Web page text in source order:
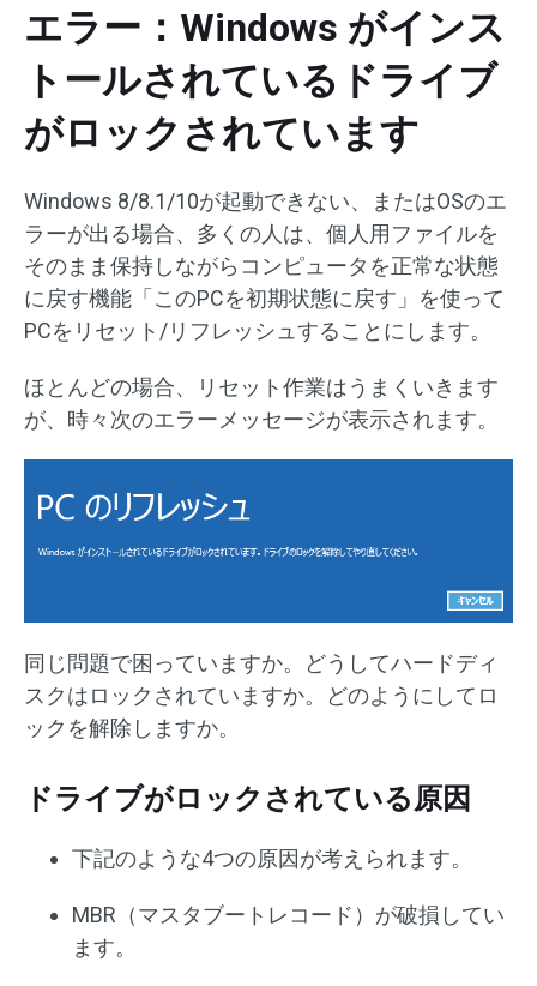
エラー：Windows がインス
トールされているドライブ
がロックされています
Windows 8/8.1/10が起動できない、またはOSのエ
ラーが出る場合、多くの人は、個人用ファイルを
そのまま保持しながらコンピュータを正常な状態
に戻す機能「このPCを初期状態に戻す」を使って
PCをリセット/リフレッシュすることにします。
ほとんどの場合、リセット作業はうまくいきます
が、時々次のエラーメッセージが表示されます。
同じ問題で困っていますか。どうしてハードディ
スクはロックされていますか。どのようにしてロ
ックを解除しますか。
ドライブがロックされている原因
下記のような4つの原因が考えられます。
MBR（マスタブートレコード）が破損してい
ます。